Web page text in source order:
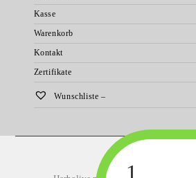
Kasse
Warenkorb
Kontakt
Zertifikate
Wunschliste –
Natürliche Körperpflege